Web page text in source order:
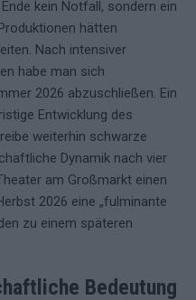
kein Notfall, sondern ein
hätten
Nach intensiver
habe man sich
2026 abzuschließen. Ein
Entwicklung des
weiterhin schwarze
Dynamik nach vier
am Großmarkt einen
2026 eine „fulminante
zu einem späteren
Bedeutung